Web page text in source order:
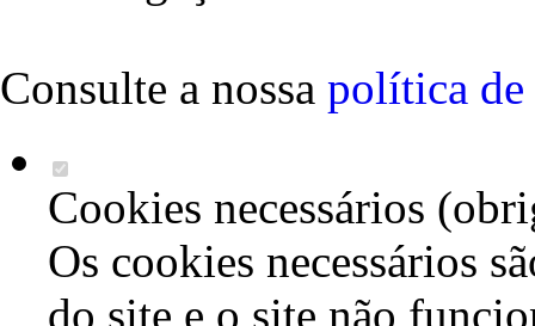
Consulte a nossa política de
Cookies necessários
Os cookies necessários
do site e o site não